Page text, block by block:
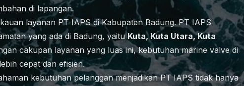
di lapangan.
layanan PT IAPS di Kabupaten Badung. PT IAPS
yang ada di Badung, yaituKuta, Kuta Utara, Kuta
cakupan layanan yang luas ini, kebutuhan marine valve di
cepat dan efisien.
kebutuhan pelanggan menjadikan PT IAPS tidak hanya